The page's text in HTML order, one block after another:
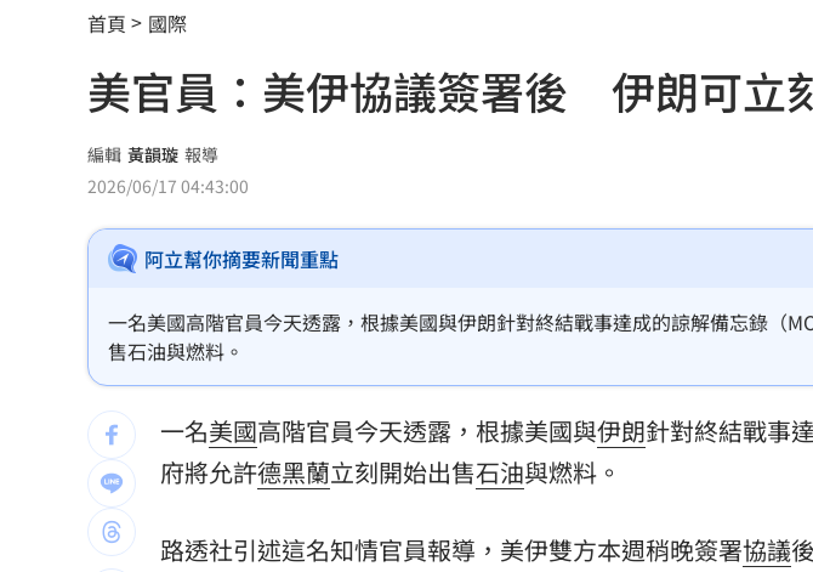
台股收復44000點大關 2關鍵看AI產業發展
他見搶案挺身相救遭圍毆亡！嫌犯最小12歲 01:10
扣款人數狂增4成 國泰小龍基金布局曝光
車是我的、油也是我的 睡車竟被收住宿費
24歲存款破百萬！她公開致富關鍵：超孝順
這大廠產能利用率衝90% 目標價上看220元 01:00
桃園聯隊奪世界青棒亞軍 張善政接機 00:47
男駕車至議員服務處嗆開槍 台中警抓到了 00:43
新／Sandisk挫5%！台指期翻紅站回44000點 00:40
首頁 國際
美官員：美伊協議簽署後 伊朗可立
編輯 黃韻璇 報導
2026/06/17 04:43:00
阿立幫你摘要新聞重點
一名美國高階官員今天透露，根據美國與伊朗針對終結戰事達成的諒解備忘錄（
售石油與燃料。
一名美國高階官員今天透露，根據美國與伊朗針對終結戰事
府將允許德黑蘭立刻開始出售石油與燃料。
路透社引述這名知情官員報導，美伊雙方本週稍晚簽署協議